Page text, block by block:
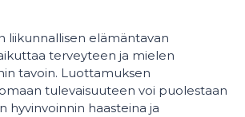
liikunnallisen elämäntavan
terveyteen ja mielen
tavoin. Luottamuksen
tulevaisuuteen voi puolestaan
hyvinvoinnin haasteina ja